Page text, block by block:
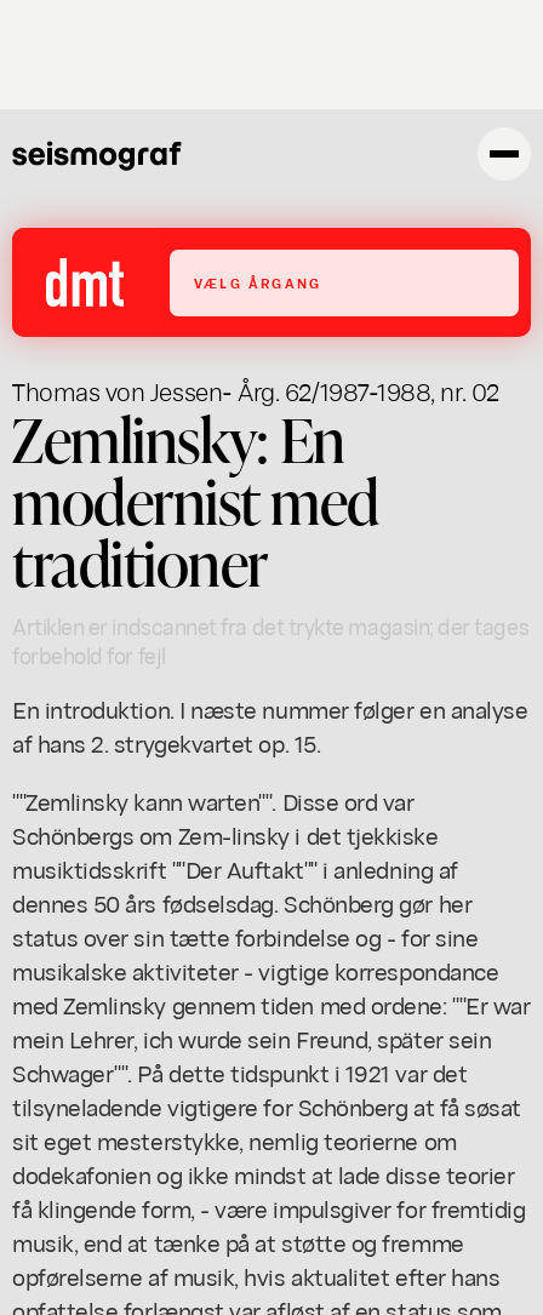
VÆLG ÅRGANG
Thomas von Jessen- Årg. 62/1987-1988, nr. 02
Zemlinsky: En
modernist med
traditioner
Artiklen er indscannet fra det trykte magasin; der tages
forbehold for fejl
En introduktion. I næste nummer følger en analyse
af hans 2. strygekvartet op. 15.
""Zemlinsky kann warten"". Disse ord var
Schönbergs om Zem-linsky i det tjekkiske
musiktidsskrift ""Der Auftakt"" i anledning af
dennes 50 års fødselsdag. Schönberg gør her
status over sin tætte forbindelse og - for sine
musikalske aktiviteter - vigtige korrespondance
med Zemlinsky gennem tiden med ordene: ""Er war
mein Lehrer, ich wurde sein Freund, später sein
Schwager"". På dette tidspunkt i 1921 var det
tilsyneladende vigtigere for Schönberg at få søsat
sit eget mesterstykke, nemlig teorierne om
dodekafonien og ikke mindst at lade disse teorier
få klingende form, - være impulsgiver for fremtidig
musik, end at tænke på at støtte og fremme
opførelserne af musik, hvis aktualitet efter hans